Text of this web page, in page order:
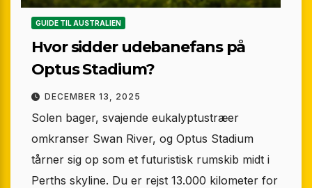
GUIDE TIL AUSTRALIEN
Hvor sidder udebanefans på
Optus Stadium?
DECEMBER 13, 2025
Solen bager, svajende eukalyptustræer
omkranser Swan River, og Optus Stadium
tårner sig op som et futuristisk rumskib midt i
Perths skyline. Du er rejst 13.000 kilometer for